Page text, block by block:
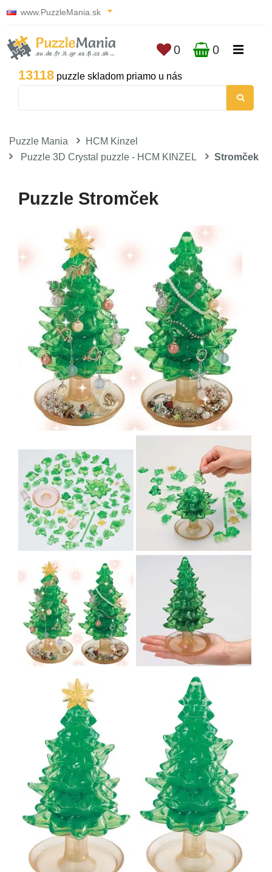
www.PuzzleMania.sk
13118 puzzle skladom priamo u nás
0 0
Puzzle Mania
HCM Kinzel
Puzzle 3D Crystal puzzle - HCM KINZEL
Stromček
Puzzle Stromček